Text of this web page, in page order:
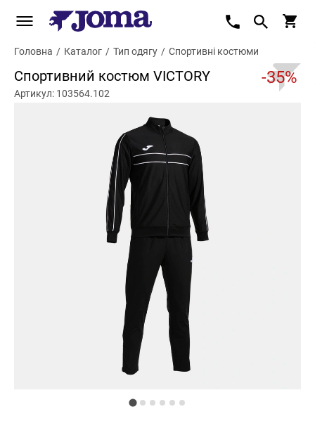
Головна / Каталог / Тип одягу / Спортивні костюми
Спортивний костюм VICTORY -35%
Артикул: 103564.102